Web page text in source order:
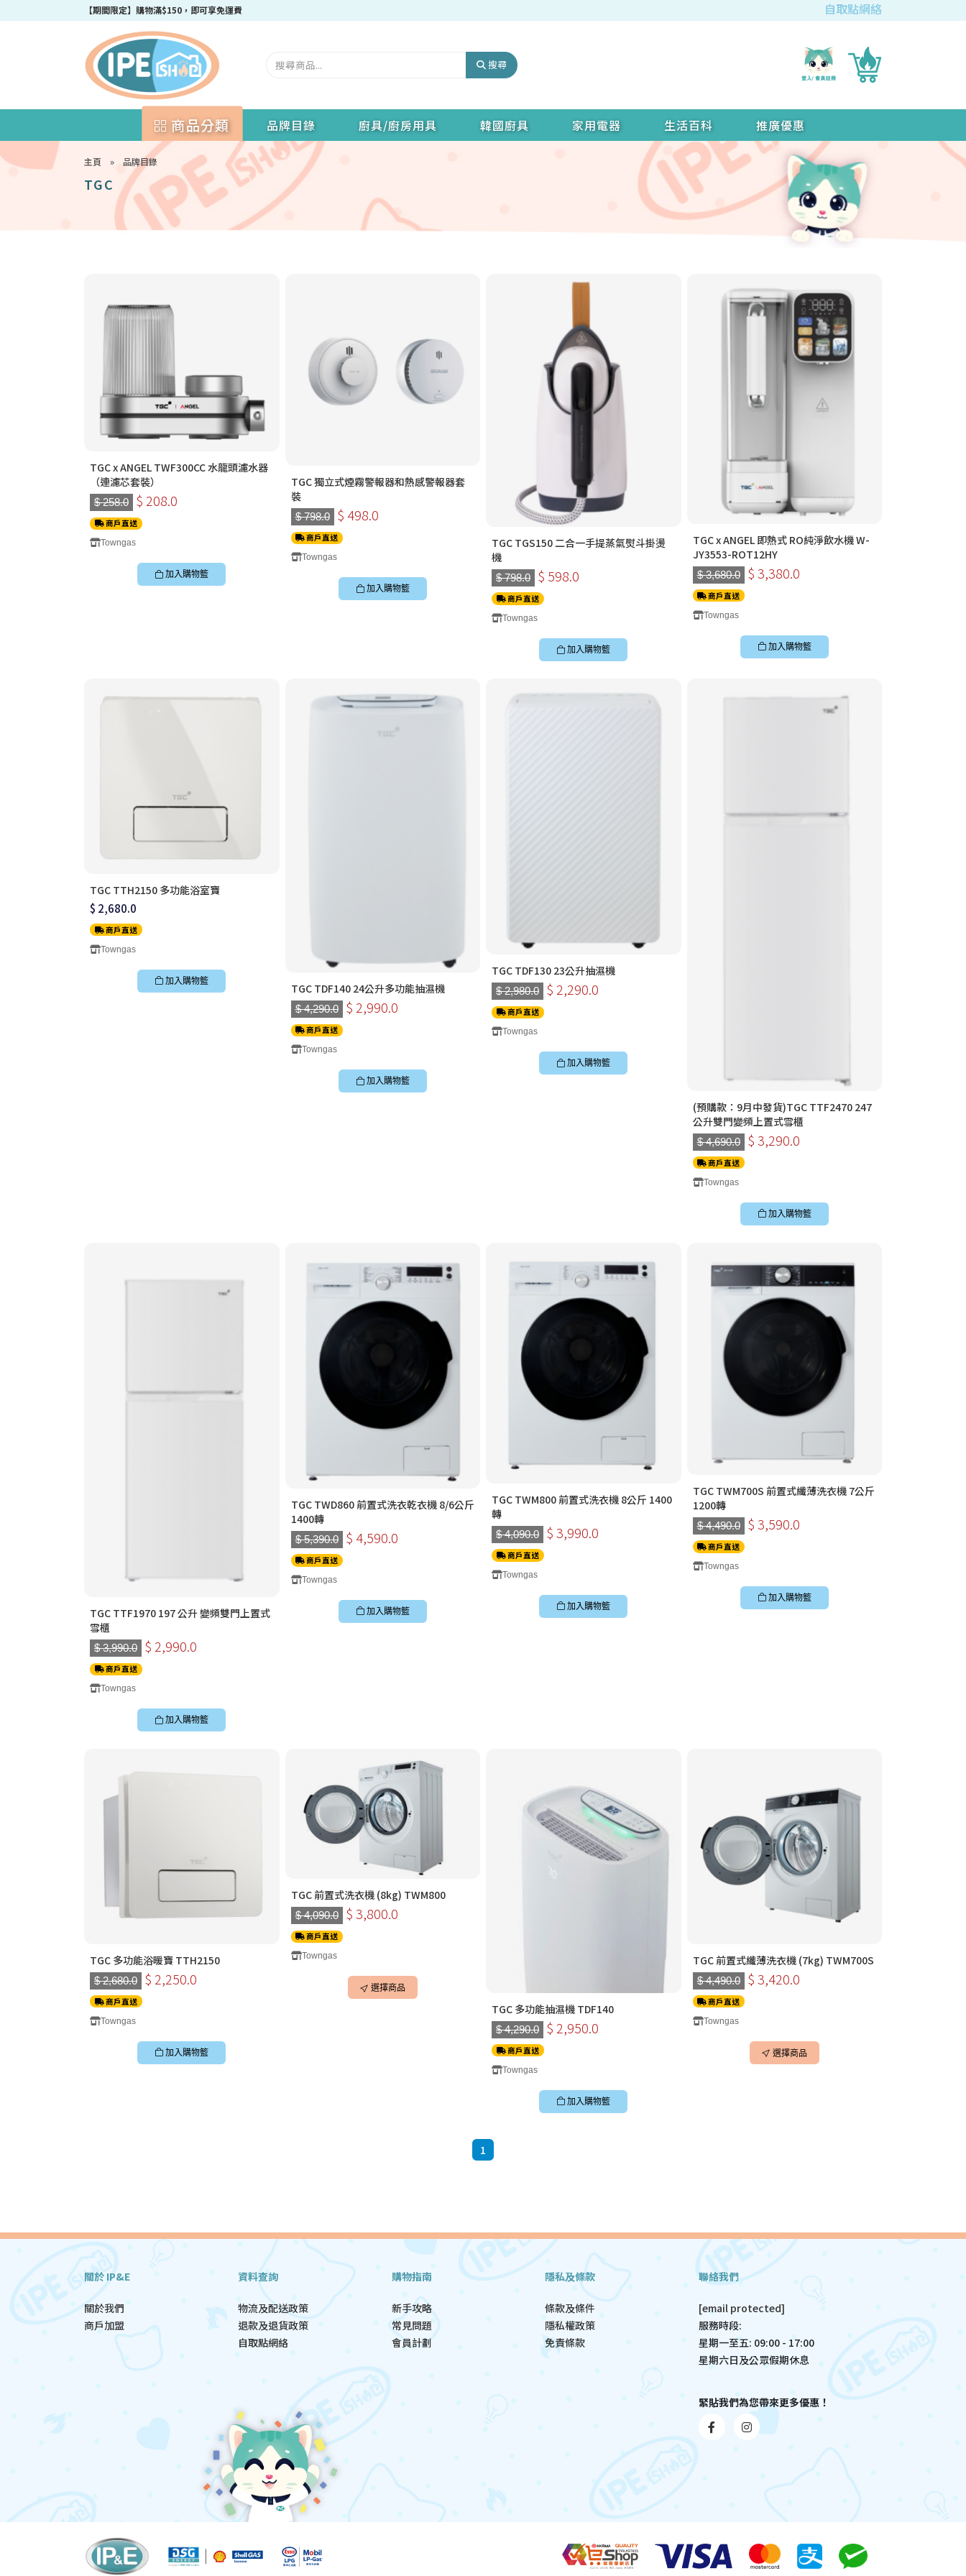
成為IPEshop會員，新會員即可獲得迎新$50購物優惠碼！ 自取點網絡
搜尋
商品分類 品牌目錄 廚具/廚房用具 韓國廚具 家用電器 生活百科 推廣優惠
主頁 » 品牌目錄
TGC
TGC x ANGEL TWF300CC 水龍頭濾水器
（連濾芯套裝）
$ 258.0 $ 208.0
商戶直送
Towngas
加入購物籃
TGC 獨立式煙霧警報器和熱感警報器套
裝
$ 798.0 $ 498.0
商戶直送
Towngas
加入購物籃
TGC TGS150 二合一手提蒸氣熨斗掛燙
機
$ 798.0 $ 598.0
商戶直送
Towngas
加入購物籃
TGC x ANGEL 即熱式 RO純淨飲水機 W-
JY3553-ROT12HY
$ 3,680.0 $ 3,380.0
商戶直送
Towngas
加入購物籃
TGC TTH2150 多功能浴室寶
$ 2,680.0
商戶直送
Towngas
加入購物籃
TGC TDF140 24公升多功能抽濕機
$ 4,290.0 $ 2,990.0
商戶直送
Towngas
加入購物籃
TGC TDF130 23公升抽濕機
$ 2,980.0 $ 2,290.0
商戶直送
Towngas
加入購物籃
(預購款：9月中發貨)TGC TTF2470 247
公升雙門變頻上置式雪櫃
$ 4,690.0 $ 3,290.0
商戶直送
Towngas
加入購物籃
TGC TTF1970 197 公升 變頻雙門上置式
雪櫃
$ 3,990.0 $ 2,990.0
商戶直送
Towngas
加入購物籃
TGC TWD860 前置式洗衣乾衣機 8/6公斤
1400轉
$ 5,390.0 $ 4,590.0
商戶直送
Towngas
加入購物籃
TGC TWM800 前置式洗衣機 8公斤 1400
轉
$ 4,090.0 $ 3,990.0
商戶直送
Towngas
加入購物籃
TGC TWM700S 前置式纖薄洗衣機 7公斤
1200轉
$ 4,490.0 $ 3,590.0
商戶直送
Towngas
加入購物籃
TGC 多功能浴暖寶 TTH2150
$ 2,680.0 $ 2,250.0
商戶直送
Towngas
加入購物籃
TGC 前置式洗衣機 (8kg) TWM800
$ 4,090.0 $ 3,800.0
商戶直送
Towngas
選擇商品
TGC 多功能抽濕機 TDF140
$ 4,290.0 $ 2,950.0
商戶直送
Towngas
加入購物籃
TGC 前置式纖薄洗衣機 (7kg) TWM700S
$ 4,490.0 $ 3,420.0
商戶直送
Towngas
選擇商品
1
關於 IP&E
關於我們
商戶加盟
資料查詢
物流及配送政策
退款及退貨政策
自取點網絡
購物指南
新手攻略
常見問題
會員計劃
隱私及條款
條款及條件
隱私權政策
免責條款
聯絡我們
[email protected]
服務時段:
星期一至五: 09:00 - 17:00
星期六日及公眾假期休息
緊貼我們為您帶來更多優惠！